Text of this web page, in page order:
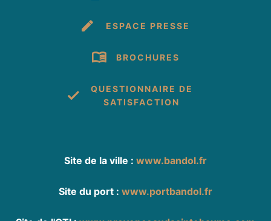
ESPACE PRESSE
BROCHURES
QUESTIONNAIRE DE
SATISFACTION
Site de la ville : www.bandol.fr
Site du port : www.portbandol.fr